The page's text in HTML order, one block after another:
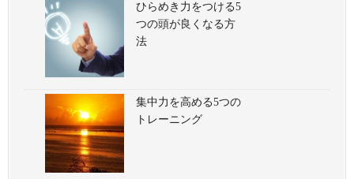
ひらめき力をつける5
つの頭が良くなる方
法
集中力を高める5つの
トレーニング